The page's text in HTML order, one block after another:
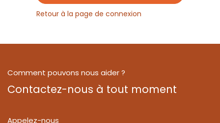
Retour à la page de connexion
Comment pouvons nous aider ?
Contactez-nous à tout moment
Appelez-nous